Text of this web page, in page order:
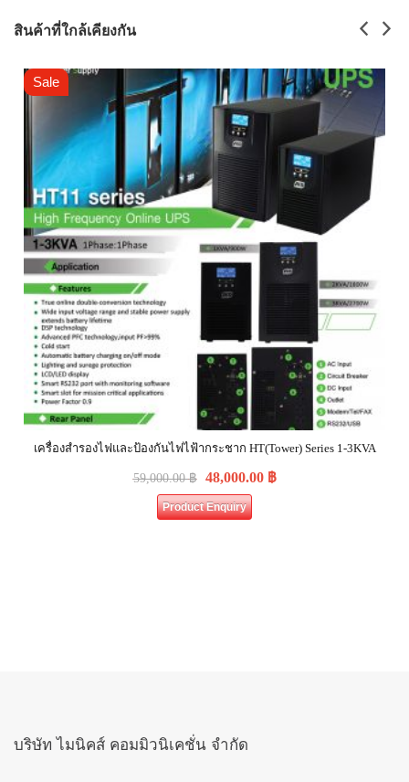
สินค้าที่ใกล้เคียงกัน
Sale
เครื่องสำรองไฟและป้องกันไฟไฟ้ากระชาก HT(Tower) Series 1-3KVA
59,000.00฿ 48,000.00 ฿
Product Enquiry
บริษัท ไมนิคส์ คอมมิวนิเคชั่น จำกัด